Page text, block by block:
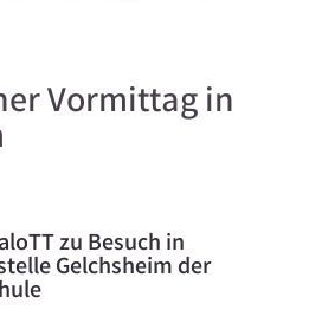
Vormittag in
zu Besuch in
Gelchsheim der